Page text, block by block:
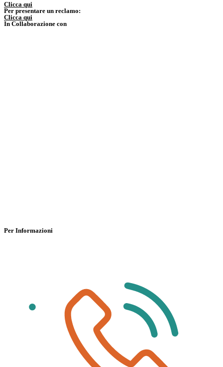
Clicca qui
Per presentare un reclamo:
Clicca qui
In Collaborazione con
Per Informazioni